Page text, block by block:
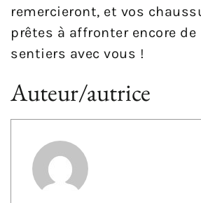
remercieront, et vos
prêtes à affronter encore
sentiers avec vous !
Auteur/autrice